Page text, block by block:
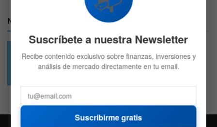
Nuestras Redes:
49.6k 4.7k
Suscríbete a nuestra Newsletter
Recibe contenido exclusivo sobre finanzas, inversiones y
análisis de mercado directamente en tu email.
Suscribirme gratis